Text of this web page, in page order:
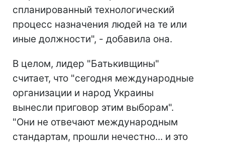
спланированный технологический
процесс назначения людей на те или
иные должности", - добавила она.
В целом, лидер "Батькивщины"
считает, что "сегодня международные
организации и народ Украины
вынесли приговор этим выборам".
"Они не отвечают международным
стандартам, прошли нечестно... и это